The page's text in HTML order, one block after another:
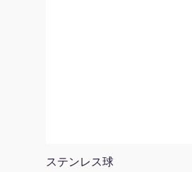
ステンレス球